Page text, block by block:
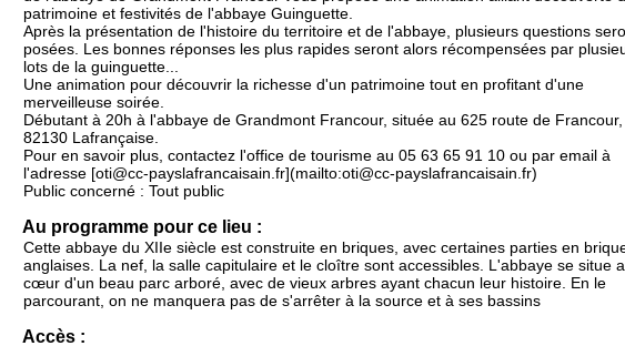
patrimoine et festivités de l'abbaye Guinguette.
Après la présentation de l'histoire du territoire et de l'abbaye, plusieurs questions
posées. Les bonnes réponses les plus rapides seront alors récompensées par
lots de la guinguette...
Une animation pour découvrir la richesse d'un patrimoine tout en profitant d'une
merveilleuse soirée.
Débutant à 20h à l'abbaye de Grandmont Francour, située au 625 route de Francour,
82130 Lafrançaise.
Pour en savoir plus, contactez l'office de tourisme au 05 63 65 91 10 ou par email à
l'adresse [oti@cc-payslafrancaisain.fr](mailto:oti@cc-payslafrancaisain.fr)
Public concerné : Tout public
Au programme pour ce lieu :
Cette abbaye du XIIe siècle est construite en briques, avec certaines parties en
anglaises. La nef, la salle capitulaire et le cloître sont accessibles. L'abbaye se situe
cœur d'un beau parc arboré, avec de vieux arbres ayant chacun leur histoire. En le
parcourant, on ne manquera pas de s'arrêter à la source et à ses bassins
Accès :